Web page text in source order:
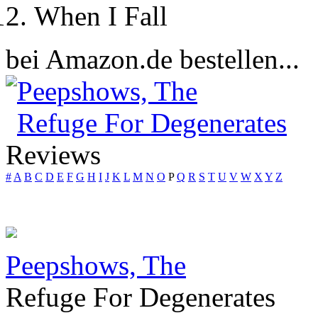
When I Fall
bei Amazon.de bestellen...
Peepshows, The
Refuge For Degenerates
Reviews
# A B C D E F G H I J K L M N O PQ R S T U V W X Y Z
Peepshows, The
Refuge For Degenerates